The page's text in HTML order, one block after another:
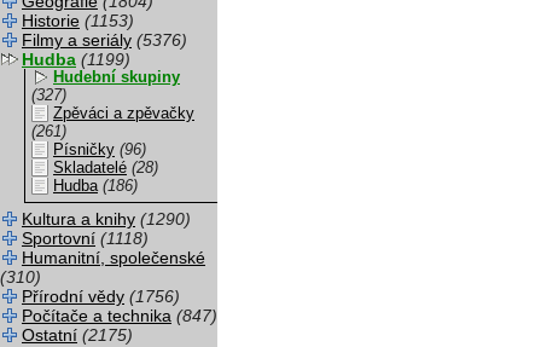
Historie (1153)
Filmy a seriály (5376)
Hudba (1199)
Hudební skupiny
(327)
Zpěváci a zpěvačky
(261)
Písničky (96)
Skladatelé (28)
Hudba (186)
Kultura a knihy (1290)
Sportovní (1118)
Humanitní, společenské
(310)
Přírodní vědy (1756)
Počítače a technika (847)
Ostatní (2175)